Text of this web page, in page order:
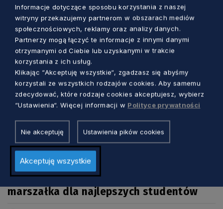
1 dzień temu
EDUKACJA
Pomorze stawia na młodych. Stypendia
marszałka dla najlepszych studentów
Informacje dotyczące sposobu korzystania z naszej
witryny przekazujemy partnerom w obszarach mediów
społecznościowych, reklamy oraz analizy danych.
Partnerzy mogą łączyć te informacje z innymi danymi
otrzymanymi od Ciebie lub uzyskanymi w trakcie
korzystania z ich usług.
Klikając “Akceptuję wszystkie“, zgadzasz się abyśmy
korzystali ze wszystkich rodzajów cookies. Aby samemu
zdecydować, które rodzaje cookies akceptujesz, wybierz
“Ustawienia“. Więcej informacji w Polityce prywatności
Nie akceptuję Ustawienia pików cookies
Akceptuję wszystkie